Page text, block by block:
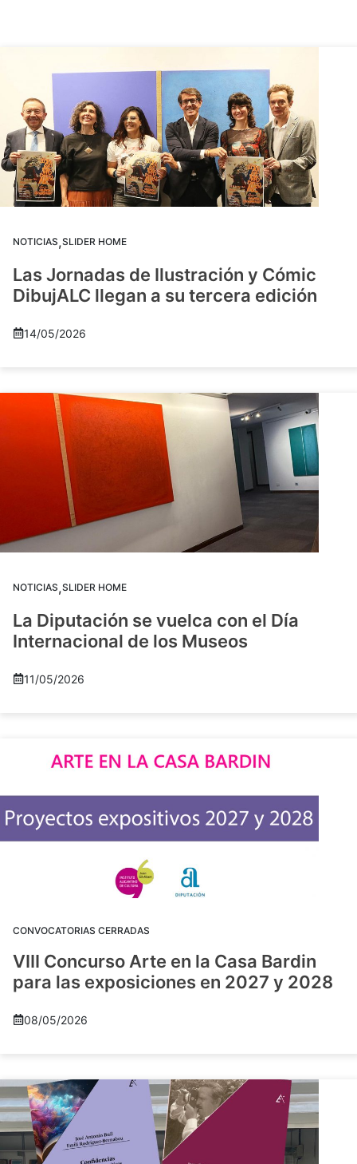
NOTICIAS,SLIDER HOME
Las Jornadas de Ilustración y Cómic
DibujALC llegan a su tercera edición
14/05/2026
NOTICIAS,SLIDER HOME
La Diputación se vuelca con el Día
Internacional de los Museos
11/05/2026
CONVOCATORIAS CERRADAS
VIII Concurso Arte en la Casa Bardin
para las exposiciones en 2027 y 2028
08/05/2026